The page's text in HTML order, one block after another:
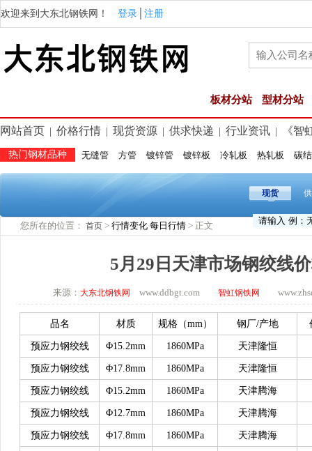
欢迎来到大东北钢铁网！ 登录 注册
板材分站 型材分站
网站首页 价格行情 现货资源 供求快递 行业资讯 《智
热门钢材品种 无缝管 方管 镀锌管 镀锌板 冷轧板 热轧板 碳
现货
您所在的位置： 首页 > 行情变化 每日行情 > 正文
5月29日天津市场钢绞线
来源： 大东北钢铁网 www.ddbgt.com 智虹钢铁网
品名 材质 规格（mm） 钢厂/产地
预应力钢绞线 Φ15.2mm 1860MPa 天津隆恒
预应力钢绞线 Φ17.8mm 1860MPa 天津隆恒
预应力钢绞线 Φ15.2mm 1860MPa 天津腾海
预应力钢绞线 Φ12.7mm 1860MPa 天津腾海
预应力钢绞线 Φ17.8mm 1860MPa 天津腾海